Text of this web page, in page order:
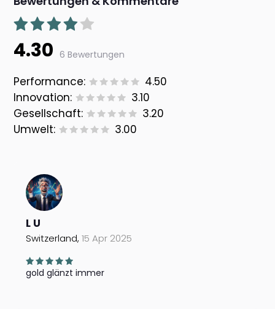
4.30 6 Bewertungen
Performance:
4.50
Innovation:
3.10
Gesellschaft:
3.20
Umwelt:
3.00
L U
Switzerland,15 Apr 2025
gold glänzt immer